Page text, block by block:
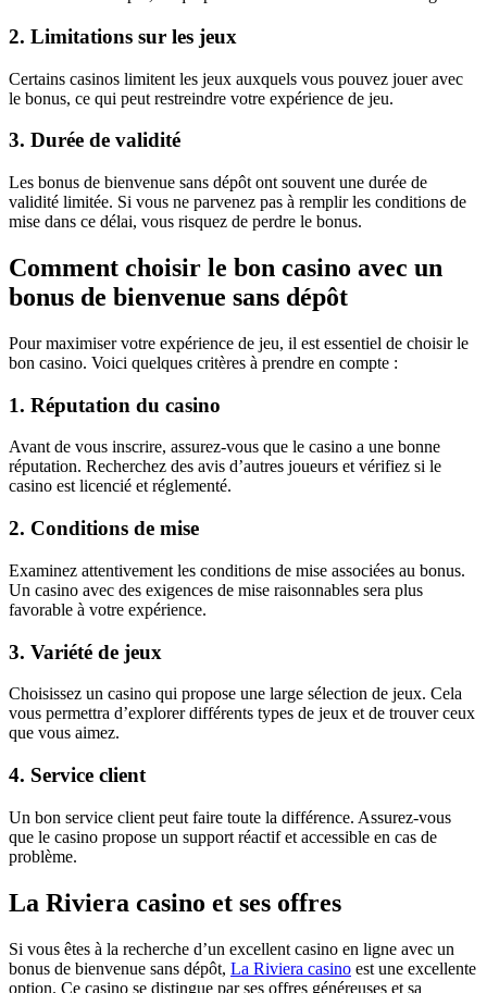
2. Limitations sur les jeux
Certains casinos limitent les jeux auxquels vous pouvez jouer avec
le bonus, ce qui peut restreindre votre expérience de jeu.
3. Durée de validité
Les bonus de bienvenue sans dépôt ont souvent une durée de
validité limitée. Si vous ne parvenez pas à remplir les conditions de
mise dans ce délai, vous risquez de perdre le bonus.
Comment choisir le bon casino avec un
bonus de bienvenue sans dépôt
Pour maximiser votre expérience de jeu, il est essentiel de choisir le
bon casino. Voici quelques critères à prendre en compte :
1. Réputation du casino
Avant de vous inscrire, assurez-vous que le casino a une bonne
réputation. Recherchez des avis d’autres joueurs et vérifiez si le
casino est licencié et réglementé.
2. Conditions de mise
Examinez attentivement les conditions de mise associées au bonus.
Un casino avec des exigences de mise raisonnables sera plus
favorable à votre expérience.
3. Variété de jeux
Choisissez un casino qui propose une large sélection de jeux. Cela
vous permettra d’explorer différents types de jeux et de trouver ceux
que vous aimez.
4. Service client
Un bon service client peut faire toute la différence. Assurez-vous
que le casino propose un support réactif et accessible en cas de
problème.
La Riviera casino et ses offres
Si vous êtes à la recherche d’un excellent casino en ligne avec un
bonus de bienvenue sans dépôt, La Riviera casino est une excellente
option. Ce casino se distingue par ses offres généreuses et sa